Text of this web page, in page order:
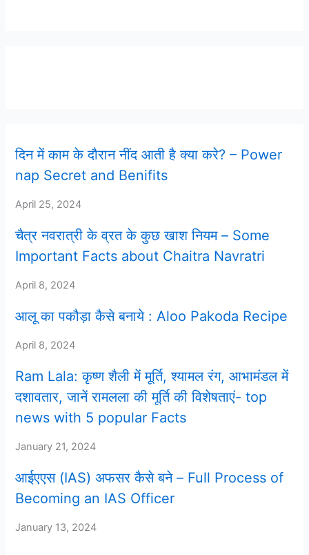
दिन में काम के दौरान नींद आती है क्या करे? – Power
nap Secret and Benifits
April 25, 2024
चैत्र नवरात्री के व्रत के कुछ खाश नियम – Some
Important Facts about Chaitra Navratri
April 8, 2024
आलू का पकौड़ा कैसे बनाये : Aloo Pakoda Recipe
April 8, 2024
Ram Lala: कृष्ण शैली में मूर्ति, श्यामल रंग, आभामंडल में
दशावतार, जानें रामलला की मूर्ति की विशेषताएं- top
news with 5 popular Facts
January 21, 2024
आईएएस (IAS) अफसर कैसे बने – Full Process of
Becoming an IAS Officer
January 13, 2024